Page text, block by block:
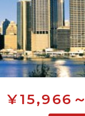
¥15,966～